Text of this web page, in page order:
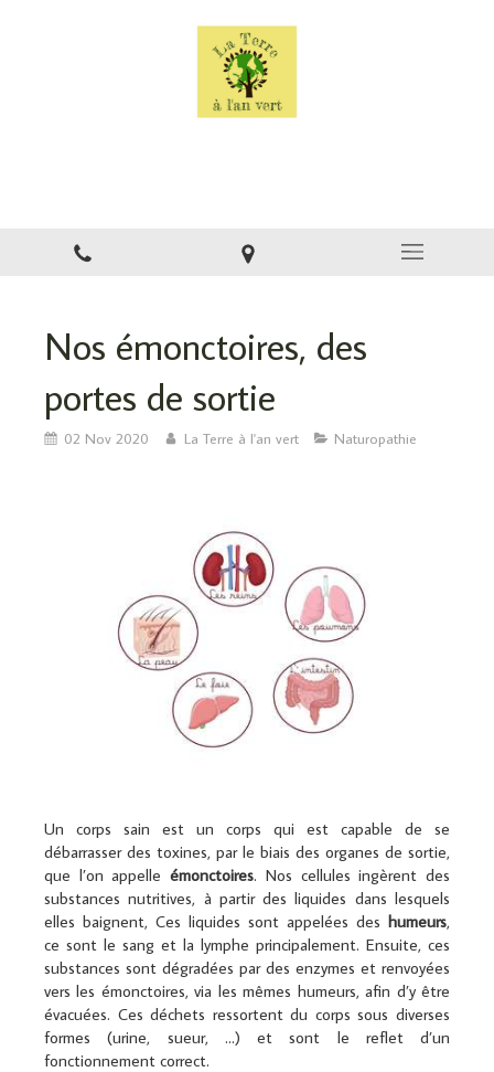
Nos émonctoires, des
portes de sortie
02 Nov 2020 La Terre à l'an vert Naturopathie
Un corps sain est un corps qui est capable de se
débarrasser des toxines, par le biais des organes de sortie,
que l’on appelleémonctoires. Nos cellules ingèrent des
substances nutritives, à partir des liquides dans lesquels
elles baignent, Ces liquides sont appelées des humeurs,
ce sont le sang et la lymphe principalement. Ensuite, ces
substances sont dégradées par des enzymes et renvoyées
vers les émonctoires, via les mêmes humeurs, afin d’y être
évacuées. Ces déchets ressortent du corps sous diverses
formes (urine, sueur, …) et sont le reflet d’un
fonctionnement correct.